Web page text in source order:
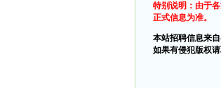
特别说明：由于
正式信息为准。
本站招聘信息来
如果有侵犯版权